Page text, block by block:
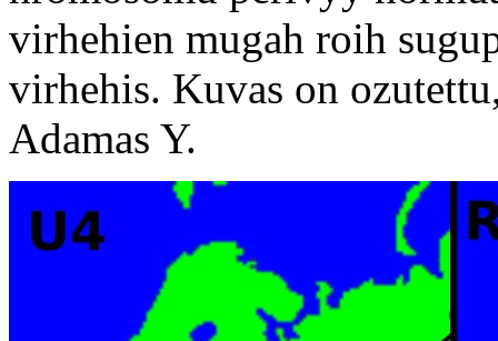
virhehien mugah roih
virhehis. Kuvas on
Adamas Y.